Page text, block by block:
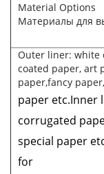
Material Options
Материалы для
Outer liner: white
coated paper, art
paper,fancy
paper etc.Inner
corrugated
special paper
for